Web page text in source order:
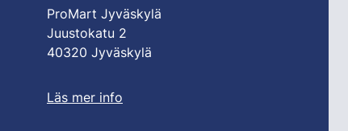
ProMart Jyväskylä
Juustokatu 2
40320 Jyväskylä
Läs mer info